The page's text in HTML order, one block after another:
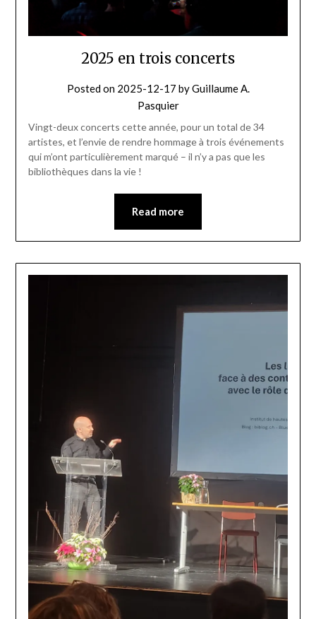
2025 en trois concerts
Posted on 2025-12-17 byGuillaume A.
Pasquier
Vingt-deux concerts cette année, pour un total de 34
artistes, et l’envie de rendre hommage à trois événements
qui m’ont particulièrement marqué – il n’y a pas que les
bibliothèques dans la vie !
Read more